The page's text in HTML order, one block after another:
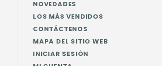
NOVEDADES
LOS MÁS VENDIDOS
CONTÁCTENOS
MAPA DEL SITIO WEB
INICIAR SESIÓN